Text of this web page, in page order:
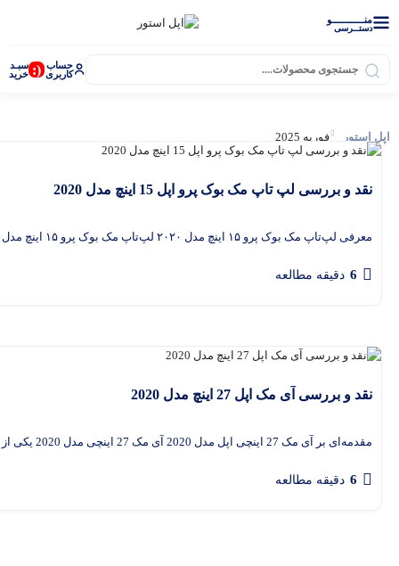
منــــــــــــو
دستــرسی
حساب
کاربری (: سبـد
خرید
اپل واچ
اپل استور فوریه 2025
نقد و بررسی لپ تاپ مک بوک پرو اپل 15 اینچ مدل 2020
معرفی لپ‌تاپ مک بوک پرو ۱۵ اینچ مدل ۲۰۲۰ لپ‌تاپ مک بوک پرو ۱۵ اینچ مدل ۲۰۲۰ یکی از محبوب‌ترین
6 دقیقه مطالعه
نقد و بررسی آی‌ مک اپل 27 اینچ مدل 2020
مقدمه‌ای بر آی‌ مک 27 اینچی اپل مدل 2020 آی‌ مک 27 اینچی مدل 2020 یکی از بهترین کامپیوترهای All-in-One
6 دقیقه مطالعه